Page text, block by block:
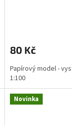
80 Kč
Papírový model -
1:100
Novinka